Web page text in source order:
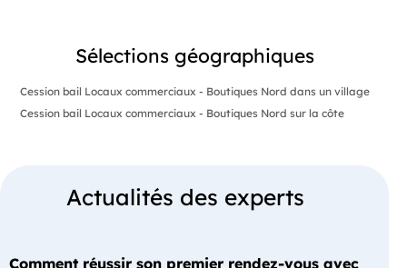
Sélections géographiques
Cession bail Locaux commerciaux - Boutiques Nord dans un village
Cession bail Locaux commerciaux - Boutiques Nord sur la côte
Actualités des experts
Comment réussir son premier rendez-vous avec